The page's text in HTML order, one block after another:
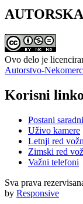
Ovo delo je
Autorstvo-
Korisni
Postani
Uživo kamere
Letnji red
Zimski red
Važni telefoni
Sva prava
by Responsive